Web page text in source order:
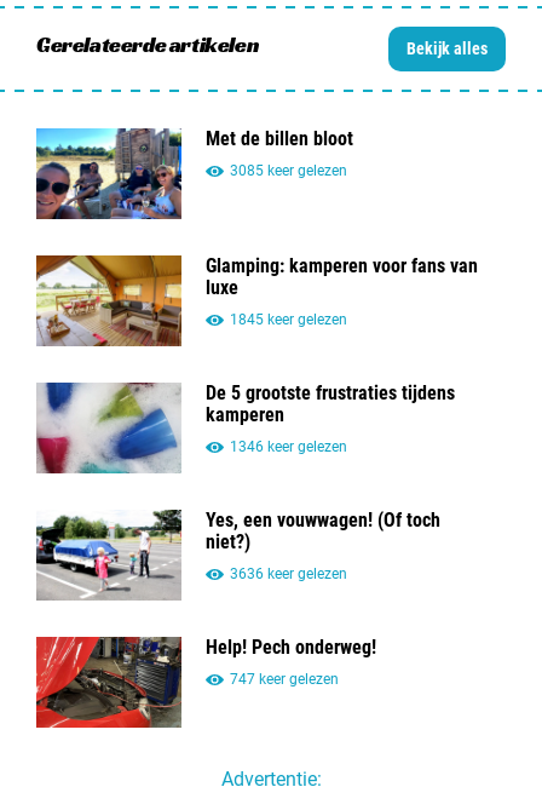
Gerelateerde artikelen Bekijk alles
Met de billen bloot
3085 keer gelezen
Glamping: kamperen voor fans van
luxe
1845 keer gelezen
De 5 grootste frustraties tijdens
kamperen
1346 keer gelezen
Yes, een vouwwagen! (Of toch
niet?)
3636 keer gelezen
Help! Pech onderweg!
747 keer gelezen
Advertentie: